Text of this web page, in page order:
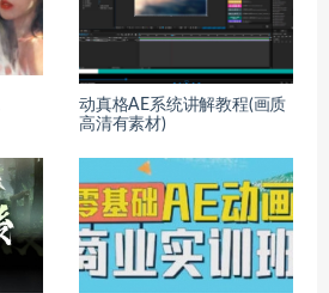
动真格AE系统讲解教程(画质
高清有素材)